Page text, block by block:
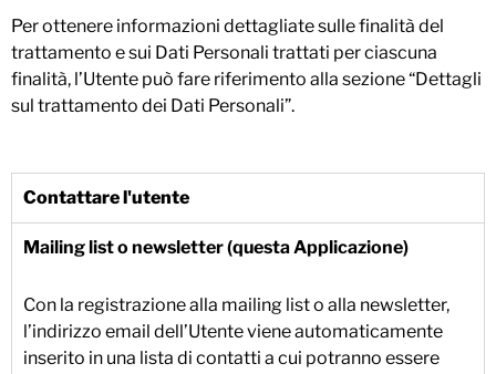
Per ottenere informazioni dettagliate sulle finalità del
trattamento e sui Dati Personali trattati per ciascuna
finalità, l’Utente può fare riferimento alla sezione “Dettagli
sul trattamento dei Dati Personali”.
Contattare l'utente
Mailing list o newsletter (questa Applicazione)
Con la registrazione alla mailing list o alla newsletter,
l’indirizzo email dell’Utente viene automaticamente
inserito in una lista di contatti a cui potranno essere